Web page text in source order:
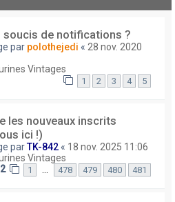
soucis de notifications ?
par polothejedi « 28 nov. 2020
Vintages
1 2 3 4 5
les nouveaux inscrits
ici !)
parTK-842 « 18 nov. 2025 11:06
Vintages
1 … 478 479 480 481